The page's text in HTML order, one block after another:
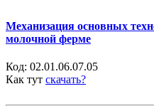
Механизация основных
молочной ферме
Код: 02.01.06.07.05
Как тут скачать?